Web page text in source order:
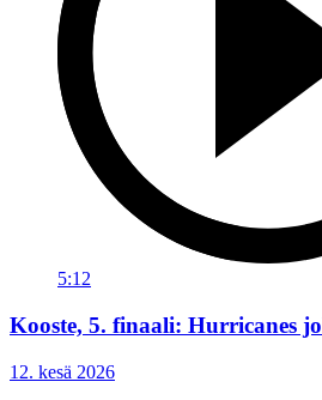
5:12
Kooste, 5. finaali: Hurricanes
12. kesä 2026